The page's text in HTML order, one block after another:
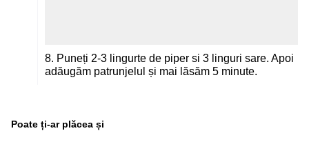
8. Puneți 2-3 lingurte de piper si 3 linguri sare. Apoi
adăugăm patrunjelul și mai lăsăm 5 minute.
Poate ți-ar plăcea și